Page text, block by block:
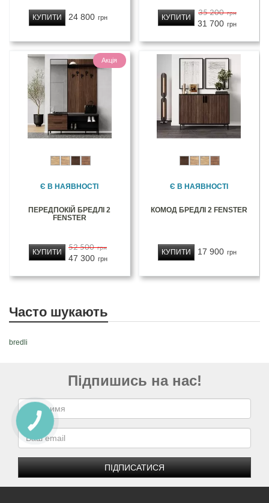
24 800 грн
КУПИТИ
35 200 грн
31 700 грн
КУПИТИ
Акція
Є В НАЯВНОСТІ
ПЕРЕДПОКІЙ БРЕДЛІ 2
FENSTER
52 500 грн
47 300 грн
КУПИТИ
Є В НАЯВНОСТІ
КОМОД БРЕДЛІ 2 FENSTER
17 900 грн
КУПИТИ
Часто шукають
bredli
Підпишись на нас!
ПІДПИСАТИСЯ